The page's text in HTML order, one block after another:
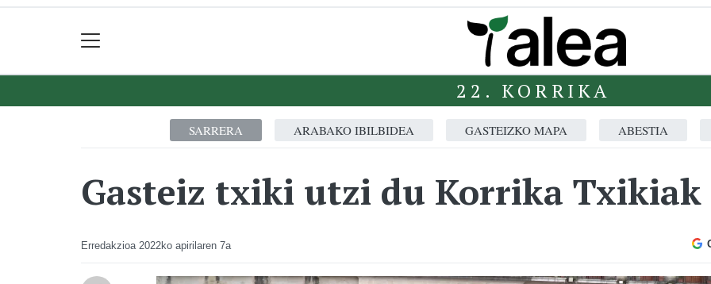
22. KORRIKA
SARRERA ARABAKO IBILBIDEA GASTEIZKO MAPA ABESTIA
Gasteiz txiki utzi du Korrika Txikiak
Erredakzioa 2022ko apirilaren 7a